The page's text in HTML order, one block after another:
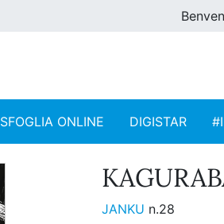
SFOGLIA ONLINE DIGISTAR
JANKU n.28